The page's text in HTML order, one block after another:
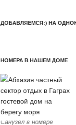
ДОБАВЛЯЕМСЯ:) НА
НОМЕРА В НАШЕМ ДОМЕ
Санузел в номере